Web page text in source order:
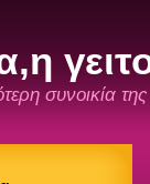
συνοικία